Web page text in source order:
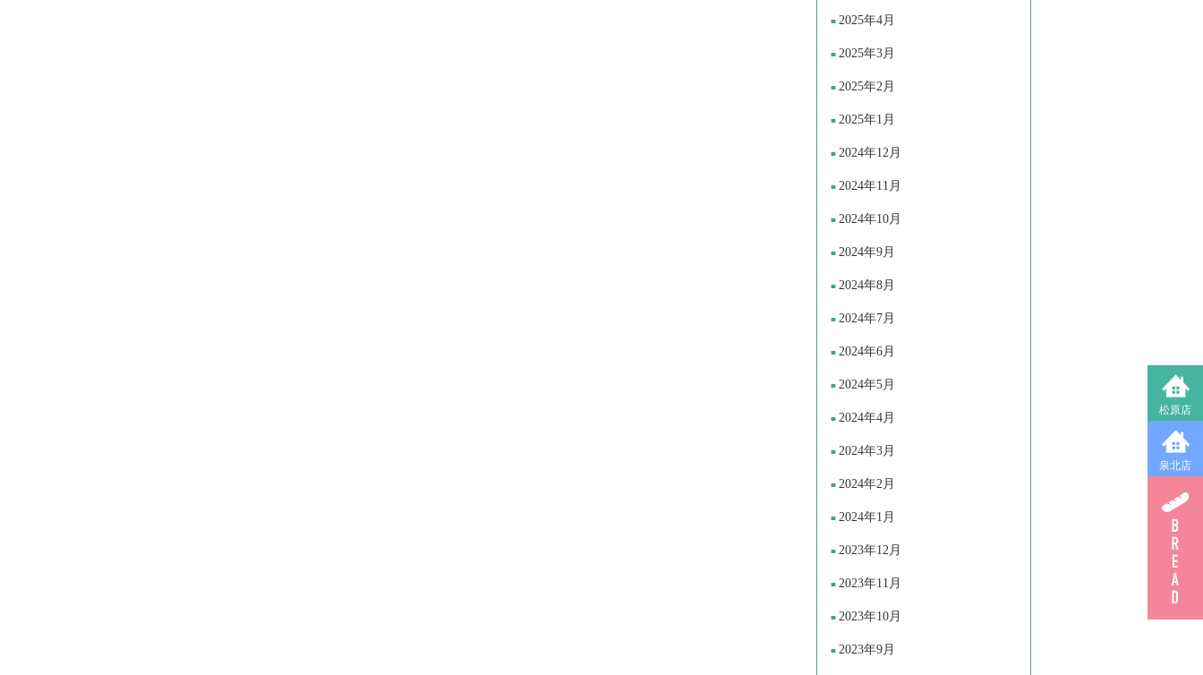
松原店
泉北店
2025年4月
2025年3月
2025年2月
2025年1月
2024年12月
2024年11月
2024年10月
2024年9月
2024年8月
2024年7月
2024年6月
2024年5月
2024年4月
2024年3月
2024年2月
2024年1月
2023年12月
2023年11月
2023年10月
2023年9月